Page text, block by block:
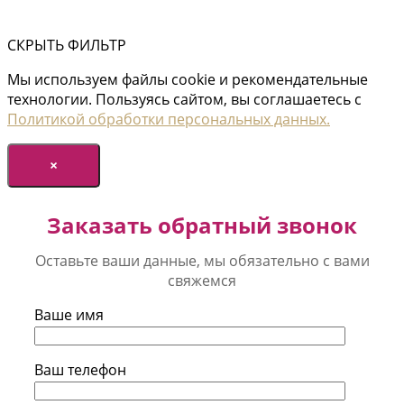
СКРЫТЬ ФИЛЬТР
Мы используем файлы cookie и рекомендательные
технологии. Пользуясь сайтом, вы соглашаетесь с
Политикой обработки персональных данных.
×
Заказать обратный звонок
Оставьте ваши данные, мы обязательно с вами
свяжемся
Ваше имя
Ваш телефон